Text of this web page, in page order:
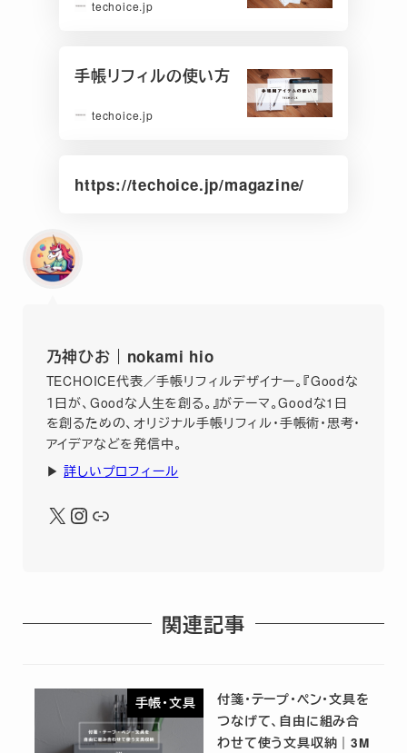
techoice.jp
手帳リフィルの使い方
techoice.jp
https://techoice.jp/magazine/
乃神ひお ｜nokami hio
TECHOICE代表／手帳リフィルデザイナー。『Goodな
１日が、Goodな人生を創る。』がテーマ。Goodな1日
を創るための、オリジナル手帳リフィル・手帳術・思考・
アイデアなどを発信中。
▶︎詳しいプロフィール
X Instagram リンク
関連記事
手帳・文具
付箋・テープ・ペン・文具を
つなげて、自由に組み合
わせて使う文具収納｜3M